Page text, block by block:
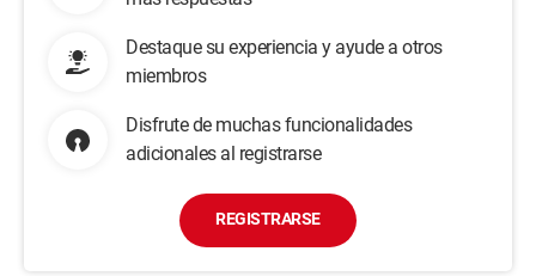
Destaque su experiencia y ayude a otros
miembros
Disfrute de muchas funcionalidades
adicionales al registrarse
REGISTRARSE